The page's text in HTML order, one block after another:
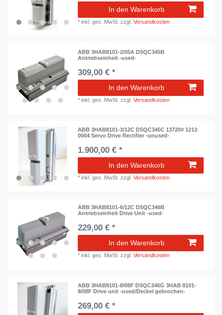
In den Warenkorb
*inkl. ges. MwSt. zzgl.Versandkosten
ABB 3HAB8101-2/05A DSQC345B
Antriebseinheit -used-
309,00 € *
In den Warenkorb
*inkl. ges. MwSt. zzgl.Versandkosten
ABB 3HAB8101-3/12C DSQC345C 13720# 1213
0004 Servo Drive Rectifier -unused-
1.900,00 € *
In den Warenkorb
*inkl. ges. MwSt. zzgl.Versandkosten
ABB 3HAB8101-6/12C DSQC346B
Antriebseinheit Drive Unit -used-
229,00 € *
In den Warenkorb
*inkl. ges. MwSt. zzgl.Versandkosten
ABB 3HAB8101-8/08F DSQC346G 3HAB 8101-
8/08F Drive unit -used/Deckel gebrochen-
269,00 € *